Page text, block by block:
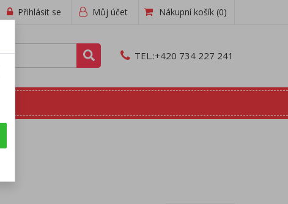
Můj účet
Přihlásit se Nákupní košík (0)
TEL.:+420 734 227 241